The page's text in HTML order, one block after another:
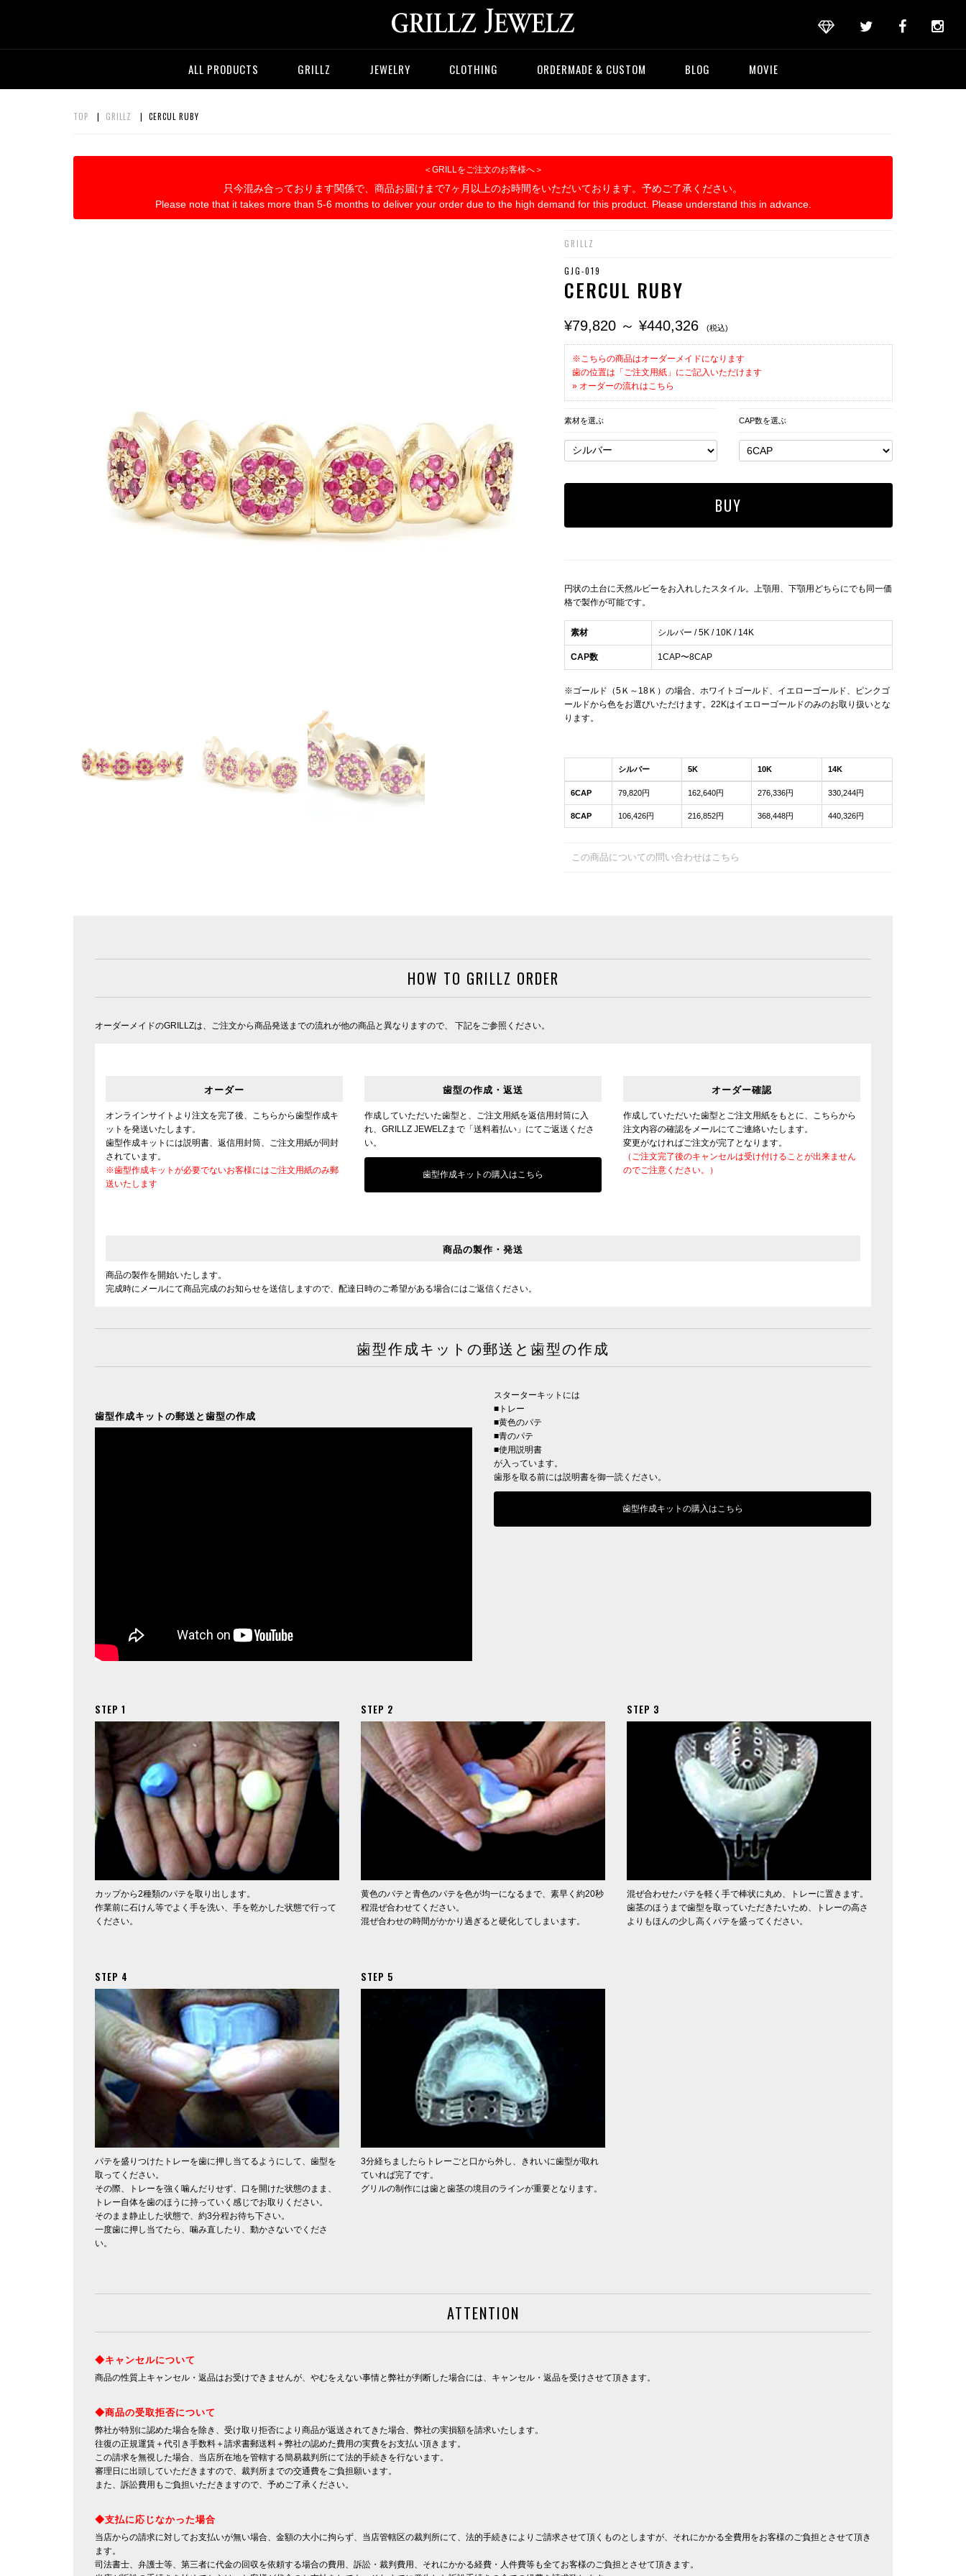
ALL PRODUCTS GRILLZ JEWELRY CLOTHING ORDERMADE & CUSTOM BLOG MOVIE
TOP | GRILLZ | CERCUL RUBY
＜GRILLをご注文のお客様へ＞
只今混み合っております関係で、商品お届けまで7ヶ月以上のお時間をいただいております。予めご了承ください。
Please note that it takes more than 5-6 months to deliver your order due to the high demand for this product. Please understand this in advance.
GRILLZ
GJG-019
CERCUL RUBY
¥79,820 ～ ¥440,326 (税込)
※こちらの商品はオーダーメイドになります
歯の位置は「ご注文用紙」にご記入いただけます
» オーダーの流れはこちら
素材を選ぶ CAP数を選ぶ
円状の土台に天然ルビーをお入れしたスタイル。上顎用、下顎用どちらにでも同一価
格で製作が可能です。
素材 シルバー / 5K / 10K / 14K
CAP数 1CAP〜8CAP
※ゴールド（5Ｋ～18Ｋ）の場合、ホワイトゴールド、イエローゴールド、ピンクゴ
ールドから色をお選びいただけます。22Kはイエローゴールドのみのお取り扱いとな
ります。
シルバー 5K 10K 14K
6CAP 79,820円 162,640円 276,336円 330,244円
8CAP 106,426円 216,852円 368,448円 440,326円
この商品についての問い合わせはこちら
HOW TO GRILLZ ORDER
オーダーメイドのGRILLZは、ご注文から商品発送までの流れが他の商品と異なりますので、 下記をご参照ください。
オーダー
オンラインサイトより注文を完了後、こちらから歯型作成キ
ットを発送いたします。
歯型作成キットには説明書、返信用封筒、ご注文用紙が同封
されています。
※歯型作成キットが必要でないお客様にはご注文用紙のみ郵
送いたします
歯型の作成・返送
作成していただいた歯型と、ご注文用紙を返信用封筒に入
れ、GRILLZ JEWELZまで「送料着払い」にてご返送くださ
い。
歯型作成キットの購入はこちら
オーダー確認
作成していただいた歯型とご注文用紙をもとに、こちらから
注文内容の確認をメールにてご連絡いたします。
変更がなければご注文が完了となります。
（ご注文完了後のキャンセルは受け付けることが出来ません
のでご注意ください。）
商品の製作・発送
商品の製作を開始いたします。
完成時にメールにて商品完成のお知らせを送信しますので、配達日時のご希望がある場合にはご返信ください。
歯型作成キットの郵送と歯型の作成
歯型作成キットの郵送と歯型の作成
スターターキットには
■トレー
■黄色のパテ
■青のパテ
■使用説明書
が入っています。
歯形を取る前には説明書を御一読ください。
歯型作成キットの購入はこちら
STEP 1
カップから2種類のパテを取り出します。
作業前に石けん等でよく手を洗い、手を乾かした状態で行って
ください。
STEP 2
黄色のパテと青色のパテを色が均一になるまで、素早く約20秒
程混ぜ合わせてください。
混ぜ合わせの時間がかかり過ぎると硬化してしまいます。
STEP 3
混ぜ合わせたパテを軽く手で棒状に丸め、トレーに置きます。
歯茎のほうまで歯型を取っていただきたいため、トレーの高さ
よりもほんの少し高くパテを盛ってください。
STEP 4
パテを盛りつけたトレーを歯に押し当てるようにして、歯型を
取ってください。
その際、トレーを強く噛んだりせず、口を開けた状態のまま、
トレー自体を歯のほうに持っていく感じでお取りください。
そのまま静止した状態で、約3分程お待ち下さい。
一度歯に押し当てたら、噛み直したり、動かさないでくださ
い。
STEP 5
3分経ちましたらトレーごと口から外し、きれいに歯型が取れ
ていれば完了です。
グリルの制作には歯と歯茎の境目のラインが重要となります。
ATTENTION
◆キャンセルについて
商品の性質上キャンセル・返品はお受けできませんが、やむをえない事情と弊社が判断した場合には、キャンセル・返品を受けさせて頂きます。
◆商品の受取拒否について
弊社が特別に認めた場合を除き、受け取り拒否により商品が返送されてきた場合、弊社の実損額を請求いたします。
往復の正規運賃＋代引き手数料＋請求書郵送料＋弊社の認めた費用の実費をお支払い頂きます。
この請求を無視した場合、当店所在地を管轄する簡易裁判所にて法的手続きを行ないます。
審理日に出頭していただきますので、裁判所までの交通費をご負担願います。
また、訴訟費用もご負担いただきますので、予めご了承ください。
◆支払に応じなかった場合
当店からの請求に対してお支払いが無い場合、金額の大小に拘らず、当店管轄区の裁判所にて、法的手続きによりご請求させて頂くものとしますが、それにかかる全費用をお客様のご負担とさせて頂き
ます。
司法書士、弁護士等、第三者に代金の回収を依頼する場合の費用、訴訟・裁判費用、それにかかる経費・人件費等も全てお客様のご負担とさせて頂きます。